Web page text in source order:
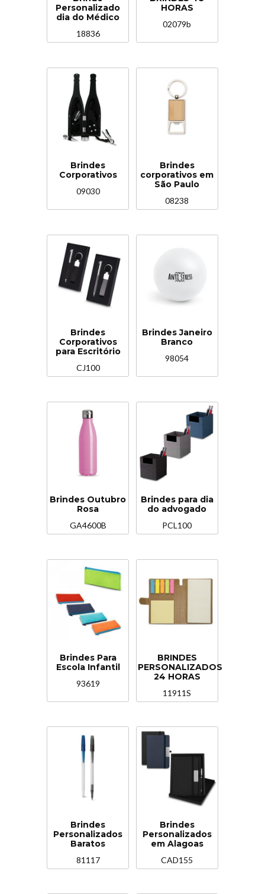
Personalizado
dia do Médico
18836
HORAS
02079b
Brindes
Corporativos
09030
Brindes
corporativos em
São Paulo
08238
Brindes
Corporativos
para Escritório
CJ100
Brindes Janeiro
Branco
98054
Brindes Outubro
Rosa
GA4600B
Brindes para dia
do advogado
PCL100
Brindes Para
Escola Infantil
93619
BRINDES
PERSONALIZADOS
24 HORAS
11911S
Brindes
Personalizados
Baratos
81117
Brindes
Personalizados
em Alagoas
CAD155